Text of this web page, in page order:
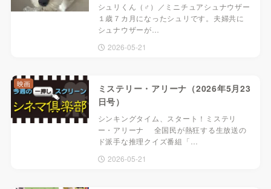
シュリくん（♂）／ミニチュアシュナウザー
１歳７カ月になったシュリです。夫婦共に
シュナウザーが…
2026-05-21
ミステリー・アリーナ（2026年5月23
日号）
シンキングタイム、スタート！ミステリ
ー・アリーナ 全国民が熱狂する生放送の
ド派手な推理クイズ番組「…
2026-05-21
映画